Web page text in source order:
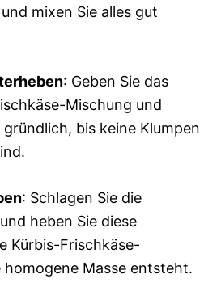
mixen Sie alles gut
: Geben Sie das
Mischung und
bis keine Klumpen
: Schlagen Sie die
heben Sie diese
Kürbis-Frischkäse-
homogene Masse entsteht.